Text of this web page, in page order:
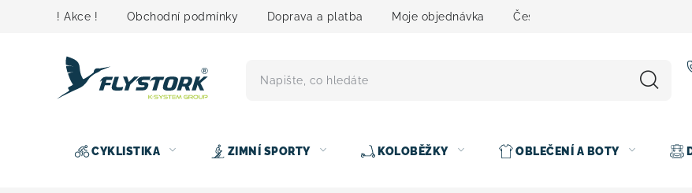
! Akce ! Obchodní podmínky Doprava a platba Moje objednávka Čeština
CYKLISTIKA ZIMNÍ SPORTY KOLOBĚŽKY OBLEČENÍ A BOTY